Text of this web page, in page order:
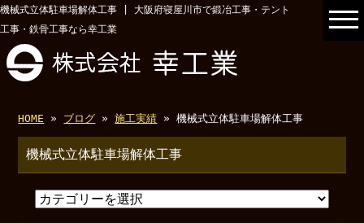
機械式立体駐車場解体工事 | 大阪府寝屋川市で鍛冶工事・テント
工事・鉄骨工事なら幸工業
HOME » ブログ »施工実績 » 機械式立体駐車場解体工事
機械式立体駐車場解体工事